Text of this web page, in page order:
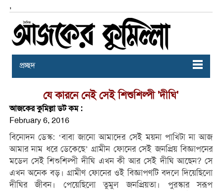
,
প্রচ্ছদ
যে কারনে নেই সেই শিশুশিল্পী 'দীঘি'
আজকের কুমিল্লা ডট কম :
February 6, 2016
বিনােদন ডেস্ক: ‘বাবা জানো আমাদের সেই ময়না পাখিটা না আজ
আমার নাম ধরে ডেকেছে’ গ্রামীন ফোনের সেই জনপ্রিয় বিজ্ঞাপনের
মডেল সেই শিশুশিল্পী দীঘি এখন কী আর সেই দীঘি আছেন? সে
এখন অনেক বড়। গ্রামীণ ফোনের ওই বিজ্ঞাপণটি বদলে দিয়েছিলো
দীঘির জীবন। পেয়েছিলো তুমুল জনপ্রিয়তা। পুরস্কার সরূপ